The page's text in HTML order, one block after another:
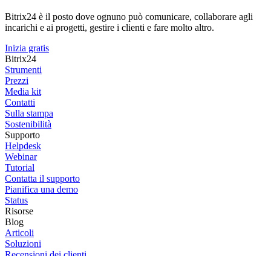
Bitrix24 è il posto dove ognuno può comunicare, collaborare agli
incarichi e ai progetti, gestire i clienti e fare molto altro.
Inizia gratis
Bitrix24
Strumenti
Prezzi
Media kit
Contatti
Sulla stampa
Sostenibilità
Supporto
Helpdesk
Webinar
Tutorial
Contatta il supporto
Pianifica una demo
Status
Risorse
Blog
Articoli
Soluzioni